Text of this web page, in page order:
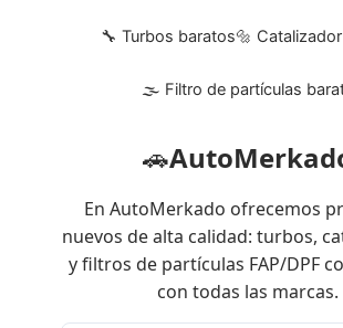
🔧 Turbos baratos🔩
🌫 Filtro de partículas
🚗
En AutoMerkado ofrecemos
nuevos de alta calidad: turbos,
y filtros de partículas FAP/DPF
con todas las marcas.